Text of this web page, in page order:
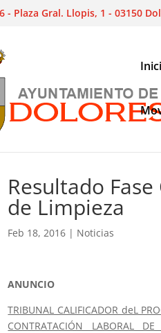
- Plaza Gral. Llopis, 1 - 03150
Resultado
de Limpieza
Feb 18, 2016 | Noticias
ANUNCIO
TRIBUNAL CALIFICADOR deL
CONTRATACIÓN LABORAL